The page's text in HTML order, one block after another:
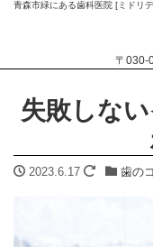
青森市緑にある歯科医院 [ミドリ
〒030-
失敗しな
2023.6.17 歯の